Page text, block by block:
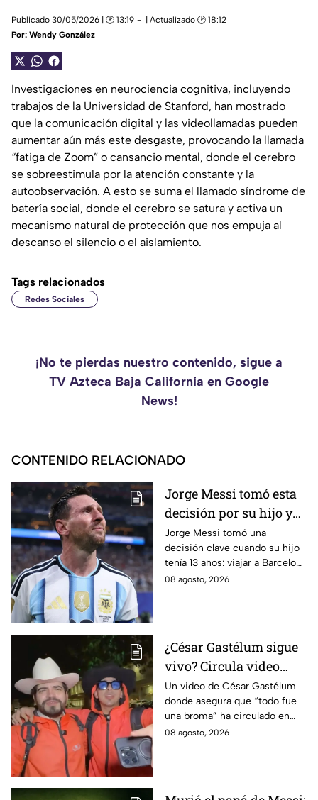
Publicado 30/05/2026 | 🕑 13:19
| Actualizado 🕑 18:12
Por: Wendy González
Investigaciones en neurociencia cognitiva, incluyendo
trabajos de la Universidad de Stanford, han mostrado
que la comunicación digital y las videollamadas pueden
aumentar aún más este desgaste, provocando la llamada
“fatiga de Zoom” o cansancio mental, donde el cerebro
se sobreestimula por la atención constante y la
autoobservación. A esto se suma el llamado síndrome de
batería social, donde el cerebro se satura y activa un
mecanismo natural de protección que nos empuja al
descanso el silencio o el aislamiento.
Tags relacionados
Redes Sociales
¡No te pierdas nuestro contenido, sigue a
TV Azteca Baja California en Google
News!
CONTENIDO RELACIONADO
Jorge Messi tomó esta
decisión por su hijo y
terminó cambiando la
historia del fútbol
Jorge Messi tomó una
decisión clave cuando su hijo
tenía 13 años: viajar a Barcelona
para buscar oportunidades
08 agosto, 2026
¿César Gastélum sigue
vivo? Circula video
donde afirma que “todo
fue una broma”
Un video de César Gastélum
donde asegura que “todo fue
una broma” ha circulado en
redes sociales tras su muerte
08 agosto, 2026